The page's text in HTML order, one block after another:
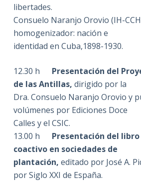
libertades.
Consuelo Naranjo Orovio (IH-
homogenizador: nación e
identidad en Cuba,1898-1930.
12.30 h Presentación del
de las Antillas, dirigido por la
Dra. Consuelo Naranjo Orovio y
volúmenes por Ediciones Doce
Calles y el CSIC.
13.00 h Presentación del
coactivo en sociedades de
plantación, editado por José A.
por Siglo XXI de España.